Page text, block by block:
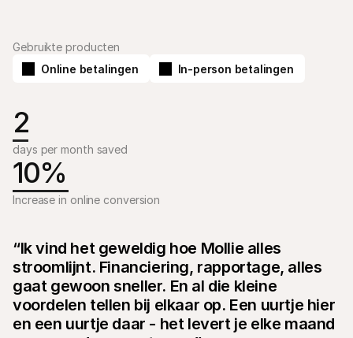
Libraries
Integreer Mollie met kant-en-klare pakketten
Discord community
Word lid van onze developer community
Over Mollie
Over ons
Maak kennis met ons verhaal en
onze waarden
Nieuws
Het laatste nieuws over Mollie
Vacatures
Kom werken bij Mollie. Ontdek de
2
days per month saved
10%
Increase in online conversion
“Ik vind het geweldig hoe Mollie alles
stroomlijnt. Financiering, rapportage, alles
gaat gewoon sneller. En al die kleine
voordelen tellen bij elkaar op. Een uurtje hier
en een uurtje daar - het levert je elke maand
Gebruikte producten
Online betalingen
In-person betalingen